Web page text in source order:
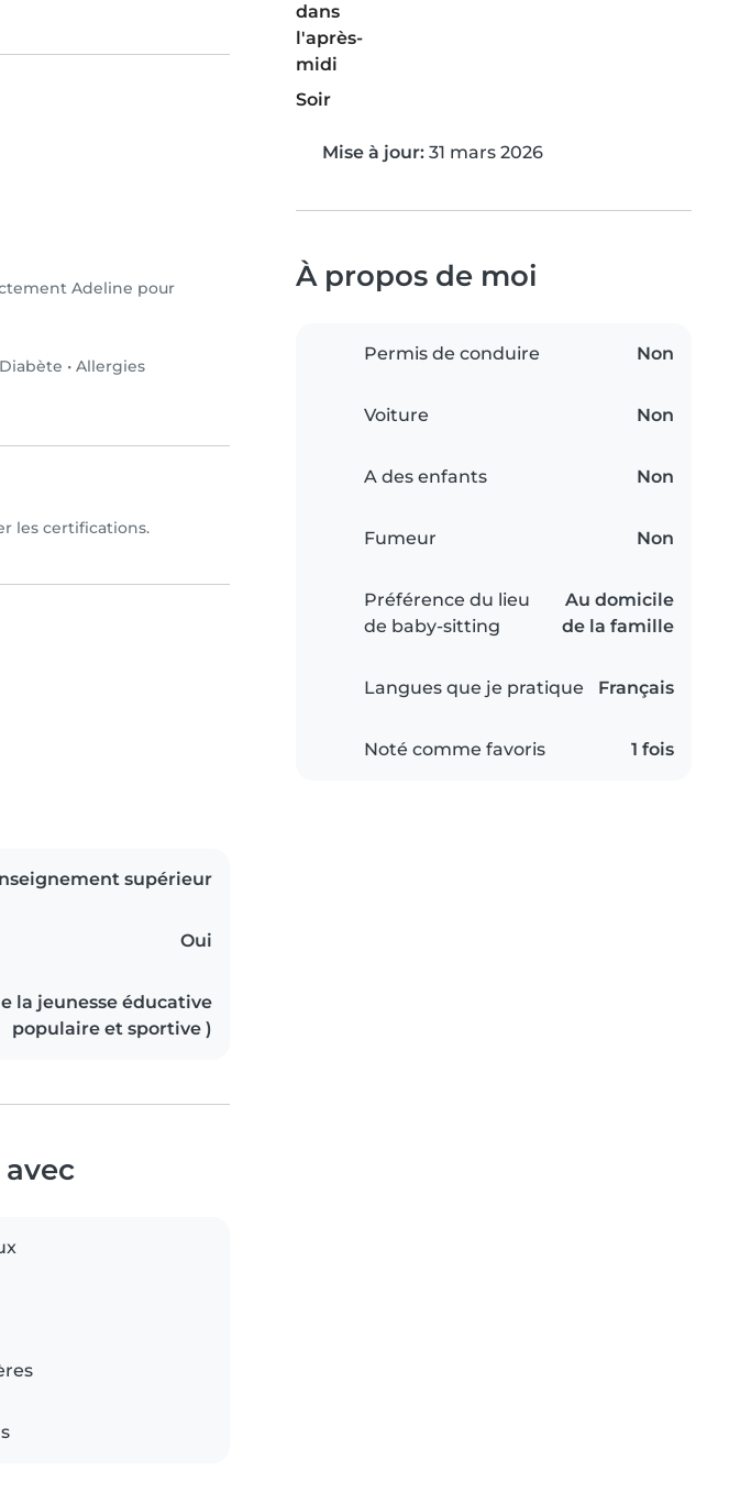
Adeline pour
Diabète • Allergies
les certifications.
dans
l'après-
midi
Soir
Mise à jour: 31 mars 2026
À propos de moi
Permis de conduire Non
Voiture Non
A des enfants Non
Fumeur Non
Préférence du lieu
de baby-sitting
Au domicile
de la famille
Langues que je pratique Français
Noté comme favoris 1 fois
supérieur
Oui
la jeunesse éducative
populaire et sportive )
avec